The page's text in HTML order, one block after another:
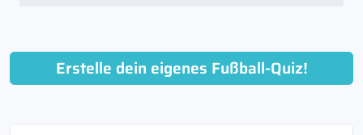
Erstelle dein eigenes Fußball-Quiz!